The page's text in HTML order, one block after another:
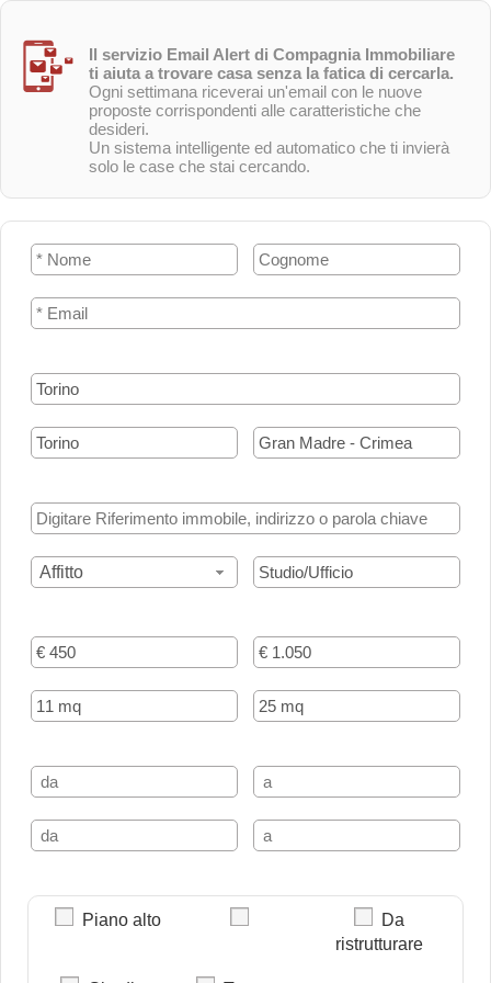
Il servizio Email Alert di Compagnia Immobiliare
ti aiuta a trovare casa senza la fatica di cercarla.
Ogni settimana riceverai un'email con le nuove
proposte corrispondenti alle caratteristiche che
desideri.
Un sistema intelligente ed automatico che ti invierà
solo le case che stai cercando.
Affitto
Piano alto
Da
ristrutturare